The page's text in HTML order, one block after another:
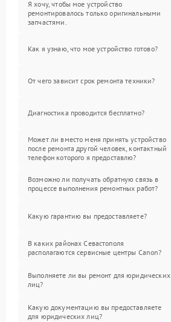
Я хочу, чтобы мое устройство
ремонтировалось только оригинальными
запчастями.
Как я узнаю, что мое устройство готово?
От чего зависит срок ремонта техники?
Диагностика проводится бесплатно?
Может ли вместо меня принять устройство
после ремонта другой человек, контактный
телефон которого я предоставлю?
Возможно ли получать обратную связь в
процессе выполнения ремонтных работ?
Какую гарантию вы предоставляете?
В каких районах Севастополя
располагаются сервисные центры Canon?
Выполняете ли вы ремонт для юридических
лиц?
Какую документацию вы предоставляете
для юридических лиц?